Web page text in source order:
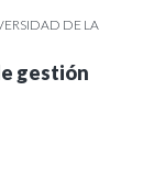
DE LA
gestión